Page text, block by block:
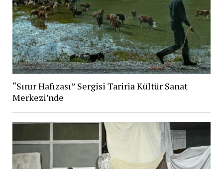
“Sınır Hafızası” Sergisi Tariria Kültür Sanat
Merkezi’nde